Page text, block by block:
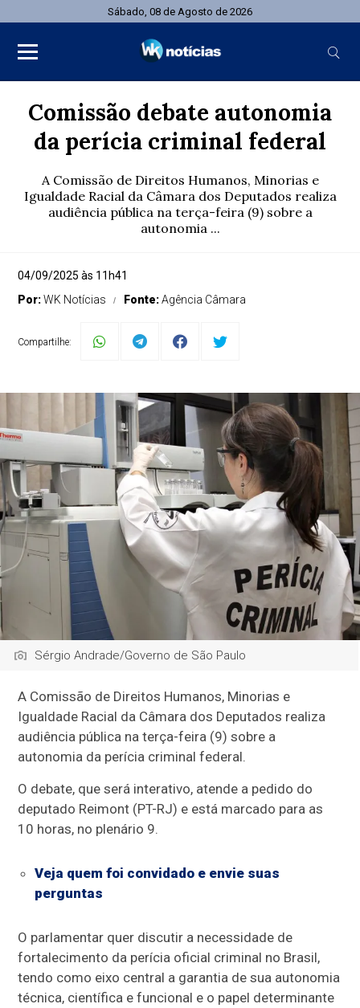
Sábado, 08 de Agosto de 2026
Comissão debate autonomia
da perícia criminal federal
A Comissão de Direitos Humanos, Minorias e
Igualdade Racial da Câmara dos Deputados realiza
audiência pública na terça-feira (9) sobre a
autonomia ...
04/09/2025 às 11h41
Por:WK Notícias Fonte:Agência Câmara
Compartilhe:
Sérgio Andrade/Governo de São Paulo
A Comissão de Direitos Humanos, Minorias e
Igualdade Racial da Câmara dos Deputados realiza
audiência pública na terça-feira (9) sobre a
autonomia da perícia criminal federal.
O debate, que será interativo, atende a pedido do
deputado Reimont (PT-RJ) e está marcado para as
10 horas, no plenário 9.
Veja quem foi convidado e envie suas
perguntas
O parlamentar quer discutir a necessidade de
fortalecimento da perícia oficial criminal no Brasil,
tendo como eixo central a garantia de sua autonomia
técnica, científica e funcional e o papel determinante